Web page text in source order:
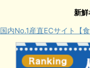
新鮮
国内No.1産直ECサイト【